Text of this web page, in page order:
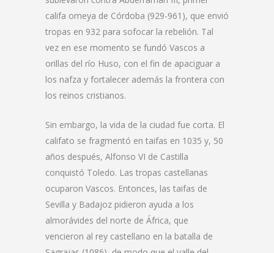
califa omeya de Córdoba (929-961), que envió
tropas en 932 para sofocar la rebelión. Tal
vez en ese momento se fundó Vascos a
orillas del río Huso, con el fin de apaciguar a
los nafza y fortalecer además la frontera con
los reinos cristianos.
Sin embargo, la vida de la ciudad fue corta. El
califato se fragmentó en taifas en 1035 y, 50
años después, Alfonso VI de Castilla
conquistó Toledo. Las tropas castellanas
ocuparon Vascos. Entonces, las taifas de
Sevilla y Badajoz pidieron ayuda a los
almorávides del norte de África, que
vencieron al rey castellano en la batalla de